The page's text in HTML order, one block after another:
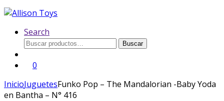
Search
Buscar
Buscar
0
InicioJuguetesFunko Pop – The Mandalorian -Baby Yoda
en Bantha – N° 416